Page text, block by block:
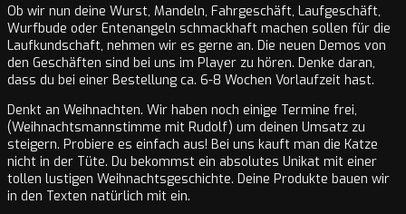
Ob wir nun deine Wurst, Mandeln, Fahrgeschäft, Laufgeschäft,
Wurfbude oder Entenangeln schmackhaft machen sollen für die
Laufkundschaft, nehmen wir es gerne an. Die neuen Demos von
den Geschäften sind bei uns im Player zu hören. Denke daran,
dass du bei einer Bestellung ca. 6-8 Wochen Vorlaufzeit hast.
Denkt an Weihnachten. Wir haben noch einige Termine frei,
(Weihnachtsmannstimme mit Rudolf) um deinen Umsatz zu
steigern. Probiere es einfach aus! Bei uns kauft man die Katze
nicht in der Tüte. Du bekommst ein absolutes Unikat mit einer
tollen lustigen Weihnachtsgeschichte. Deine Produkte bauen wir
in den Texten natürlich mit ein.